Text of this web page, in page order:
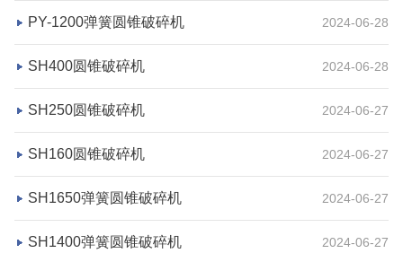
咨询该项目执行经理
PY-1200弹簧圆锥破碎机 2024-06-28
SH400圆锥破碎机 2024-06-28
SH250圆锥破碎机 2024-06-27
SH160圆锥破碎机 2024-06-27
SH1650弹簧圆锥破碎机 2024-06-27
SH1400弹簧圆锥破碎机 2024-06-27